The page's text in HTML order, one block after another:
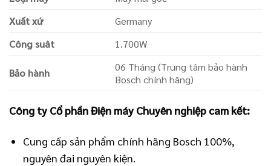
Xuất xứ
Germany
Công suât
1.700W
Bảo hành
06 Tháng (Trung tâm bảo hành
Bosch chính hãng)
Công ty Cổ phần Điện máy Chuyên nghiệp cam kết:
Cung cấp sản phẩm chính hãng Bosch 100%,
nguyên đai nguyên kiện.